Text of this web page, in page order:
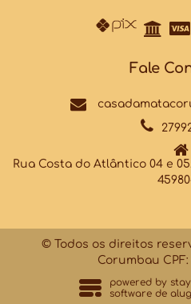
Fale
Rua Costa do Atlântico 04 e
© Todos os direitos
Corumbau CPF:
powered by
software de